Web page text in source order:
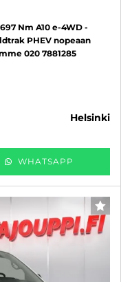
Nm A10 e-4WD -
PHEV nopeaan
020 7881285
helsinki
WHATSAPP